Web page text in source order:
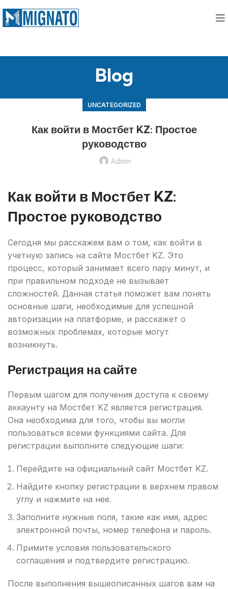
Blog
UNCATEGORIZED
Как войти в Мостбет KZ: Простое
руководство
Admin
Как войти в Мостбет KZ:
Простое руководство
Сегодня мы расскажем вам о том, как войти в
учетную запись на сайте Мостбет KZ. Это
процесс, который занимает всего пару минут, и
при правильном подходе не вызывает
сложностей. Данная статья поможет вам понять
основные шаги, необходимые для успешной
авторизации на платформе, и расскажет о
возможных проблемах, которые могут
возникнуть.
Регистрация на сайте
Первым шагом для получения доступа к своему
аккаунту на Мостбет KZ является регистрация.
Она необходима для того, чтобы вы могли
пользоваться всеми функциями сайта. Для
регистрации выполните следующие шаги:
Перейдите на официальный сайт Мостбет KZ.
Найдите кнопку регистрации в верхнем правом
углу и нажмите на нее.
Заполните нужные поля, такие как имя, адрес
электронной почты, номер телефона и пароль.
Примите условия пользовательского
соглашения и подтвердите регистрацию.
После выполнения вышеописанных шагов вам на